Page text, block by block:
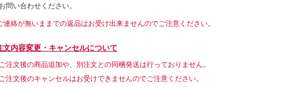
お問い合わせください。
連絡が無いままでの返品はお受け出来ませんのでご注意ください。
文内容変更・キャンセルについて
ご注文後の商品追加や、別注文との同梱発送は行っておりません。
ご注文後のキャンセルはお受けできませんのでご注意ください。